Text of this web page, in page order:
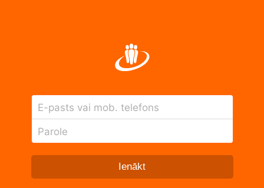
E-pasts vai mob. telefons
Parole
Ienākt